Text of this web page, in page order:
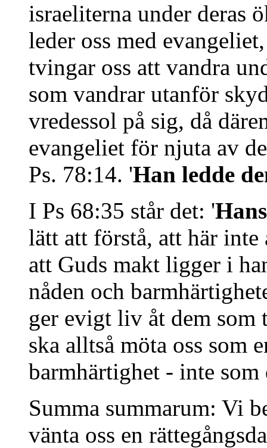
israeliterna under deras
leder oss med
tvingar oss att vandra
som vandrar utanför
vredessol på sig, då
evangeliet för njuta av
Ps. 78:14. 'Han ledde
I Ps 68:35 står det: '
lätt att förstå, att här inte
att Guds makt ligger i
nåden och
ger evigt liv åt dem som
ska alltså möta oss som
barmhärtighet - inte som
Summa summarum: Vi
vänta oss en